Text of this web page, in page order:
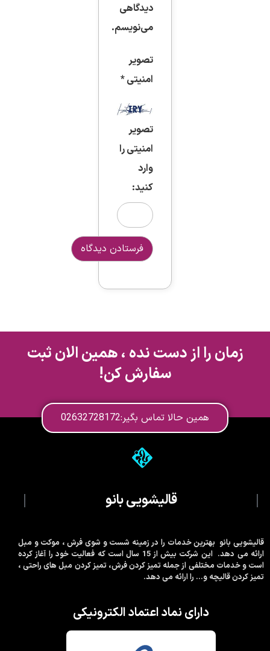
دیدگاهی
می‌نویسم.
تصویر
امنیتی*
تصویر
امنیتی را
وارد
کنید:
زمان را از دست نده ، همین الان ثبت
سفارش کن!
همین حالا تماس بگیر:02632728172
قالیشویی بانو
قالیشویی بانو بهترین خدمات را در زمینه شست و شوی فرش ، موکت و مبل
ارائه می دهد. این شرکت بیش از 15 سال است که فعالیت خود را آغاز کرده
است و خدمات مختلفی از جمله تمیز کردن فرش، تمیز کردن مبل های راحتی ،
تمیز کردن قالیچه و… را ارائه می دهد.
دارای نماد اعتماد الکترونیکی